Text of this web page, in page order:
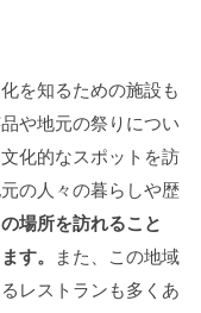
を知るための施設も
や地元の祭りについ
化的なスポットを訪
の人々の暮らしや歴
場所を訪れること
す。 また、この地域
レストランも多くあ